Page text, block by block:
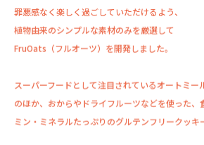
罪悪感なく楽しく過ごしていただけるよう、
植物由来のシンプルな素材のみを厳選して
FruOats（フルオーツ）を開発しました。
スーパーフードとして注目されているオートミー
のほか、おからやドライフルーツなどを使った、
ミン・ミネラルたっぷりのグルテンフリークッキ